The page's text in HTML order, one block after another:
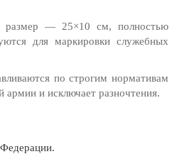
размер — 25×10 см, полностью
для маркировки служебных
по строгим нормативам
и исключает разночтения.